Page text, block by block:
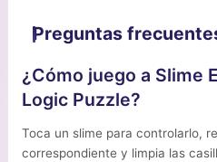
Preguntas
¿Cómo juego a Slime
Logic Puzzle?
Toca un slime para controlarlo,
correspondiente y limpia las